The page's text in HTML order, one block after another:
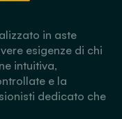
in aste
esigenze di chi
intuitiva,
e la
dedicato che